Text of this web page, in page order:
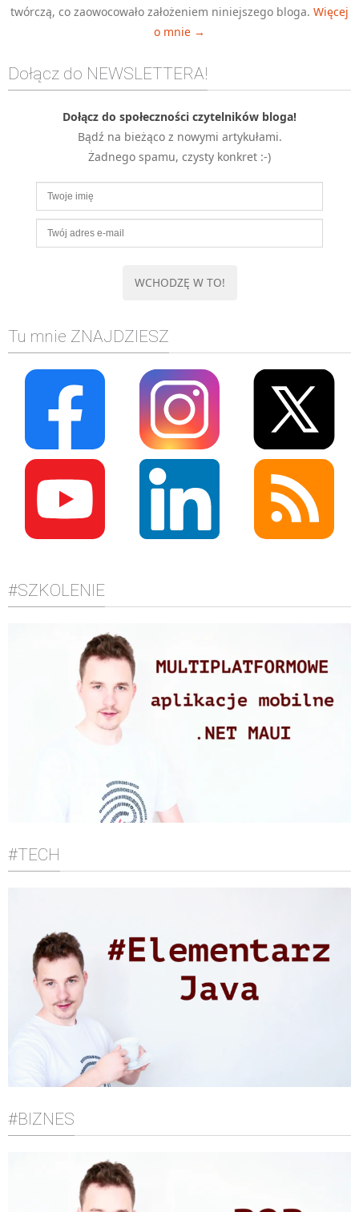
HTML 5
CSS 3
Django
PHP
WordPress
MOBILE
Android
KONTROLA WERSJI
SQL
TESTOWANIE
SIECI
WYDARZENIA
BIZNES
PO GODZINACH
KONTAKT
twórczą, co zaowocowało założeniem niniejszego bloga. Więcej
o mnie →
Dołącz do NEWSLETTERA!
Dołącz do społeczności czytelników bloga!
Bądź na bieżąco z nowymi artykułami.
Żadnego spamu, czysty konkret :-)
Tu mnie ZNAJDZIESZ
#SZKOLENIE
#TECH
#BIZNES